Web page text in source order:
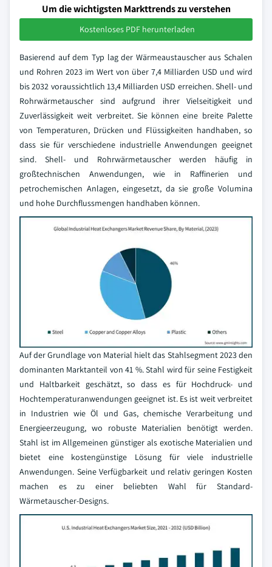
Um die wichtigsten Markttrends zu verstehen
Kostenloses PDF herunterladen
Basierend auf dem Typ lag der Wärmeaustauscher aus Schalen
und Rohren 2023 im Wert von über 7,4 Milliarden USD und wird
bis 2032 voraussichtlich 13,4 Milliarden USD erreichen. Shell- und
Rohrwärmetauscher sind aufgrund ihrer Vielseitigkeit und
Zuverlässigkeit weit verbreitet. Sie können eine breite Palette
von Temperaturen, Drücken und Flüssigkeiten handhaben, so
dass sie für verschiedene industrielle Anwendungen geeignet
sind. Shell- und Rohrwärmetauscher werden häufig in
großtechnischen Anwendungen, wie in Raffinerien und
petrochemischen Anlagen, eingesetzt, da sie große Volumina
und hohe Durchflussmengen handhaben können.
Auf der Grundlage von Material hielt das Stahlsegment 2023 den
dominanten Marktanteil von 41 %. Stahl wird für seine Festigkeit
und Haltbarkeit geschätzt, so dass es für Hochdruck- und
Hochtemperaturanwendungen geeignet ist. Es ist weit verbreitet
in Industrien wie Öl und Gas, chemische Verarbeitung und
Energieerzeugung, wo robuste Materialien benötigt werden.
Stahl ist im Allgemeinen günstiger als exotische Materialien und
bietet eine kostengünstige Lösung für viele industrielle
Anwendungen. Seine Verfügbarkeit und relativ geringen Kosten
machen es zu einer beliebten Wahl für Standard-
Wärmetauscher-Designs.